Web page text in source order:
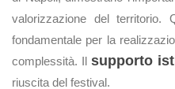
valorizzazione del territorio.
fondamentale per la
complessità. Il supporto
riuscita del festival.